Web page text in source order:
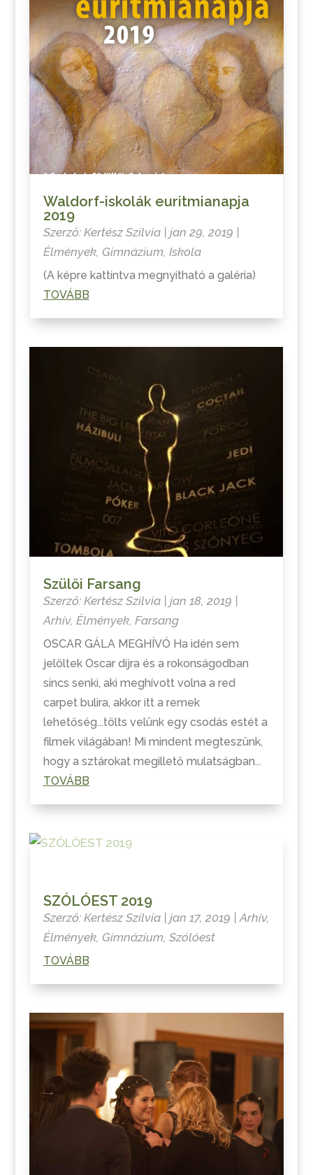
Waldorf-iskolák euritmianapja
2019
Szerző: Kertész Szilvia| jan 29, 2019
Élmények, Gimnázium, Iskola
(A képre kattintva megnyitható a galéria)
TOVÁBB
Szülői Farsang
Szerző: Kertész Szilvia| jan 18, 2019
Arhív, Élmények, Farsang
OSCAR GÁLA MEGHÍVÓ Ha idén sem
jelöltek Oscar díjra és a rokonságodban
sincs senki, aki meghívott volna a red
carpet bulira, akkor itt a remek
lehetőség...tölts velünk egy csodás estét a
filmek világában! Mi mindent megteszünk,
hogy a sztárokat megillető mulatságban...
TOVÁBB
SZÓLÓEST 2019
Szerző: Kertész Szilvia| jan 17, 2019 | Arhív,
Élmények, Gimnázium Szólóest
TOVÁBB